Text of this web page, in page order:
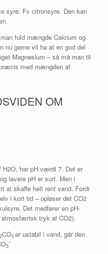
syre. Fx citronsyre. Den kan
fuld mængde Calcium og
nu gerne vil ha at en god del
Magnesium – så må man til
med mængden af
OM
H2O, har pH værdi 7. Det er
lavere pH er surt. Men i
at skaffe helt rent vand. Fordi
i kort tid – opløser det CO2
Det medfører en pH-
tryk af CO2).
2CO3 er ustabil i vand, går den
3
−